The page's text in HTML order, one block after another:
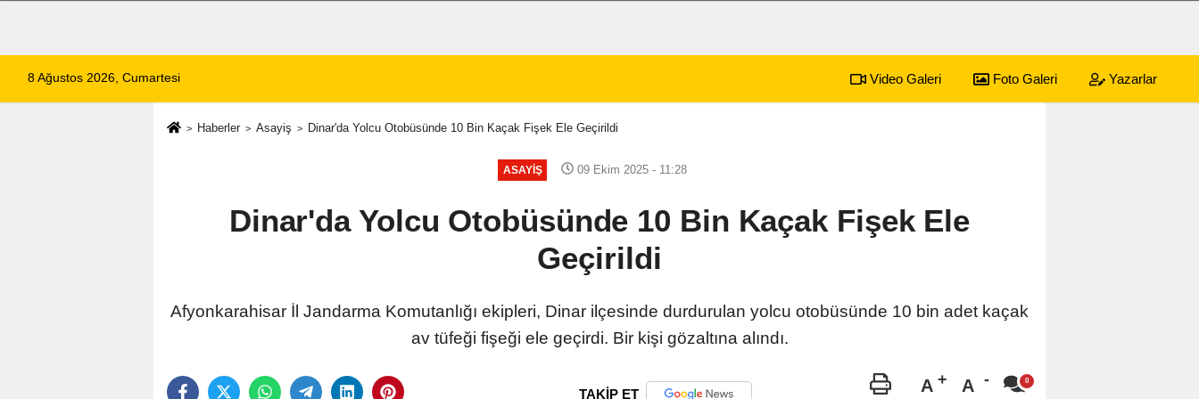
8 Ağustos 2026, Cumartesi Video Galeri Foto Galeri Yazarlar
Haberler Asayiş Dinar'da Yolcu Otobüsünde 10 Bin Kaçak Fişek Ele Geçirildi
ASAYIŞ 09 Ekim 2025 - 11:28
Dinar'da Yolcu Otobüsünde 10 Bin Kaçak Fişek Ele
Geçirildi
Afyonkarahisar İl Jandarma Komutanlığı ekipleri, Dinar ilçesinde durdurulan yolcu otobüsünde 10 bin adet kaçak
av tüfeği fişeği ele geçirdi. Bir kişi gözaltına alındı.
TAKİP ET A A